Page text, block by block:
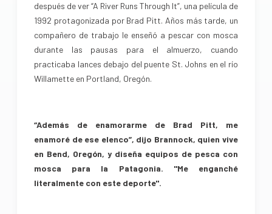
después de ver “A River Runs Through It”, una película de
1992 protagonizada por Brad Pitt. Años más tarde, un
compañero de trabajo le enseñó a pescar con mosca
durante las pausas para el almuerzo, cuando
practicaba lances debajo del puente St. Johns en el río
Willamette en Portland, Oregón.
“Además de enamorarme de Brad Pitt, me
enamoré de ese elenco”, dijo Brannock, quien vive
en Bend, Oregón, y diseña equipos de pesca con
mosca para la Patagonia. "Me enganché
literalmente con este deporte".